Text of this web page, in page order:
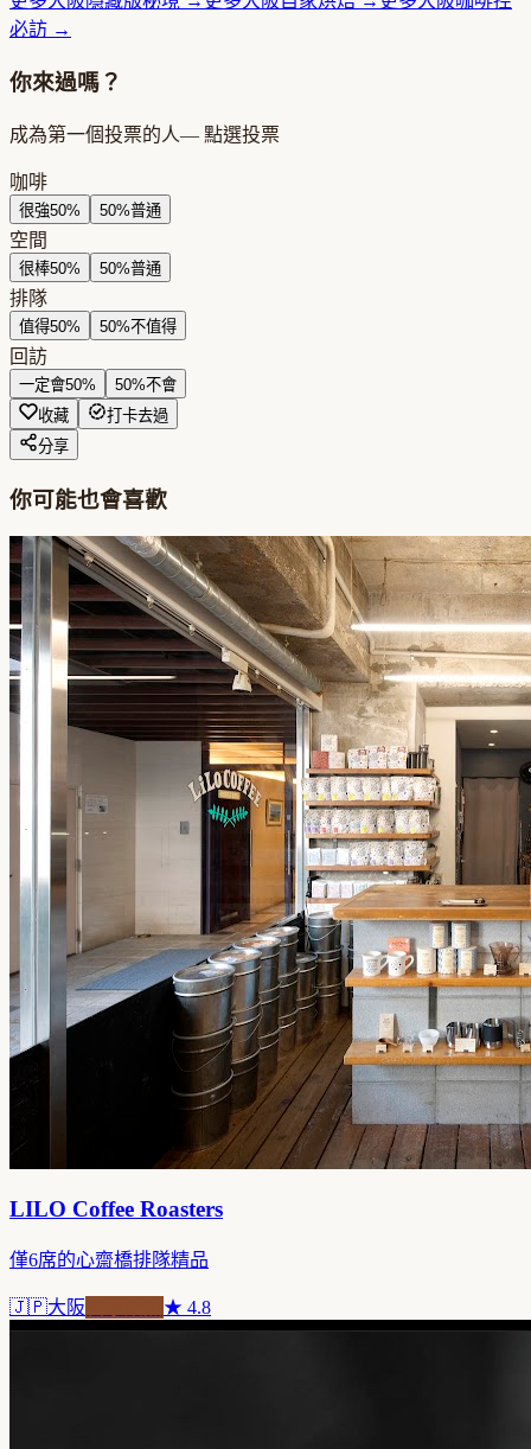
必訪 →
你來過嗎？
成為第一個投票的人— 點選投票
咖啡
很強50% 50%普通
空間
很棒50% 50%普通
排隊
值得50% 50%不值得
回訪
一定會50% 50%不會
收藏
打卡去過
分享
你可能也會喜歡
LILO Coffee Roasters
僅6席的心齋橋排隊精品
🇯🇵大阪 ★ 4.8